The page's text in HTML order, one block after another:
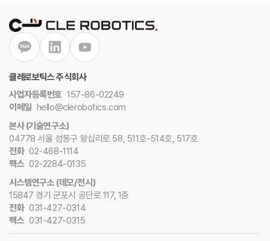
클레로보틱스 주식회사
사업자등록번호 157-86-02249
이메일 hello@clerobotics.com
본사 (기술연구소)
04778 서울 성동구 왕십리로 58, 511호-514호, 517호
전화 02-468-1114
팩스 02-2284-0135
시스템연구소 (데모/전시)
15847 경기 군포시 공단로 117, 1층
전화 031-427-0314
팩스 031-427-0315